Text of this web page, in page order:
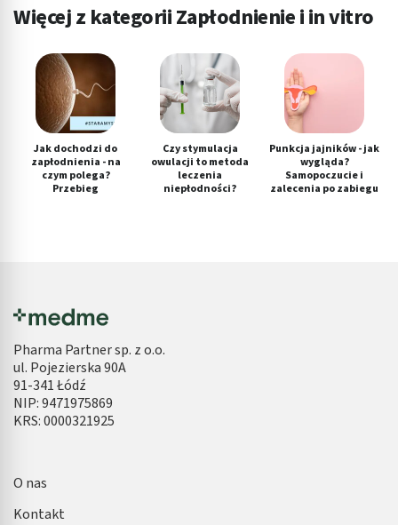
Więcej z kategorii Zapłodnienie i in vitro
Jak dochodzi do
zapłodnienia - na
czym polega?
Przebieg
Czy stymulacja
owulacji to metoda
leczenia
niepłodności?
Punkcja jajników - jak
wygląda?
Samopoczucie i
zalecenia po zabiegu
Pharma Partner sp. z o.o.
ul. Pojezierska 90A
91-341 Łódź
NIP: 9471975869
KRS: 0000321925
O nas
Kontakt